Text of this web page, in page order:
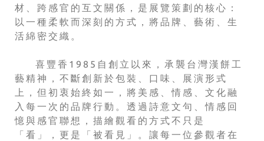
材、跨感官的互文關係，是展覽策劃的核心：
以一種柔軟而深刻的方式，將品牌、藝術、生
活綿密交織。
喜豐香1985自創立以來，承襲台灣漢餅工
藝精神，不斷創新於包裝、口味、展演形式
上，但初衷始終如一，將美感、情感、文化融
入每一次的品牌行動。透過詩意文句、情感回
憶與感官聯想，描繪觀看的方式不只是
「看」，更是「被看見」。讓每一位參觀者在